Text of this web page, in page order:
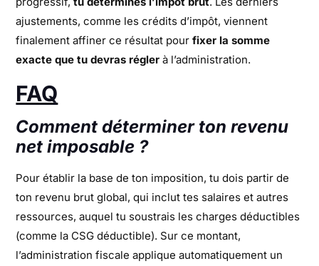
ajustements, comme les crédits d’impôt, viennent
finalement affiner ce résultat pourfixer la somme
exacte que tu devras régler à l’administration.
FAQ
Comment déterminer ton revenu
net imposable ?
Pour établir la base de ton imposition, tu dois partir de
ton revenu brut global, qui inclut tes salaires et autres
ressources, auquel tu soustrais les charges déductibles
(comme la CSG déductible). Sur ce montant,
l’administration fiscale applique automatiquement un